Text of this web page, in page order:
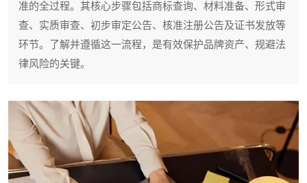
准的全过程。其核心步骤包括商标查询、材料准备、形式审
查、实质审查、初步审定公告、核准注册公告及证书发放等
环节。了解并遵循这一流程，是有效保护品牌资产、规避法
律风险的关键。